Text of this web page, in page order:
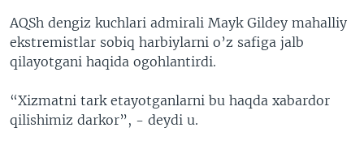
AQSh dengiz kuchlari admirali Mayk Gildey mahalliy
ekstremistlar sobiq harbiylarni o’z safiga jalb
qilayotgani haqida ogohlantirdi.
“Xizmatni tark etayotganlarni bu haqda xabardor
qilishimiz darkor”, - deydi u.